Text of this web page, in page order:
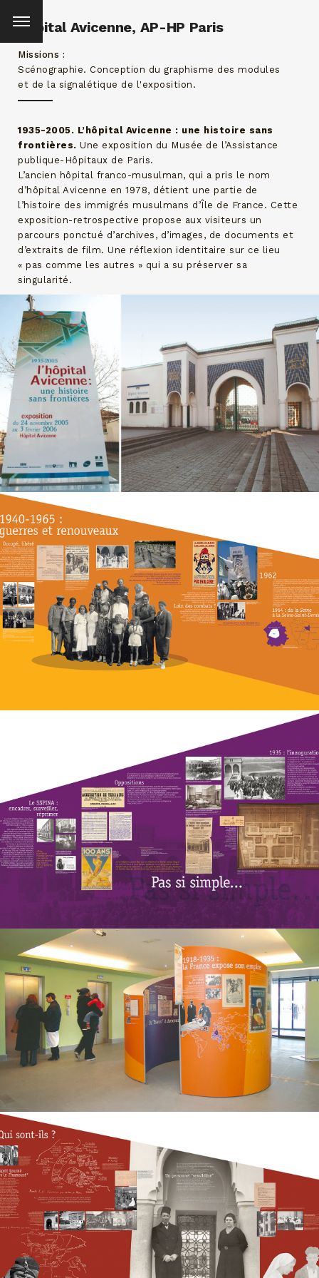
Hôpital Avicenne, AP-HP Paris
Missions
Scénographie. Conception du graphisme des modules
et de la signalétique de l'exposition.
1935-2005. L’hôpital Avicenne : une histoire sans
frontières. Une exposition du Musée de l’Assistance
publique-Hôpitaux de Paris.
L’ancien hôpital franco-musulman, qui a pris le nom
d’hôpital Avicenne en 1978, détient une partie de
l’histoire des immigrés musulmans d’Île de France. Cette
exposition-retrospective propose aux visiteurs un
parcours ponctué d’archives, d’images, de documents et
d’extraits de film. Une réflexion identitaire sur ce lieu
« pas comme les autres » qui a su préserver sa
singularité.